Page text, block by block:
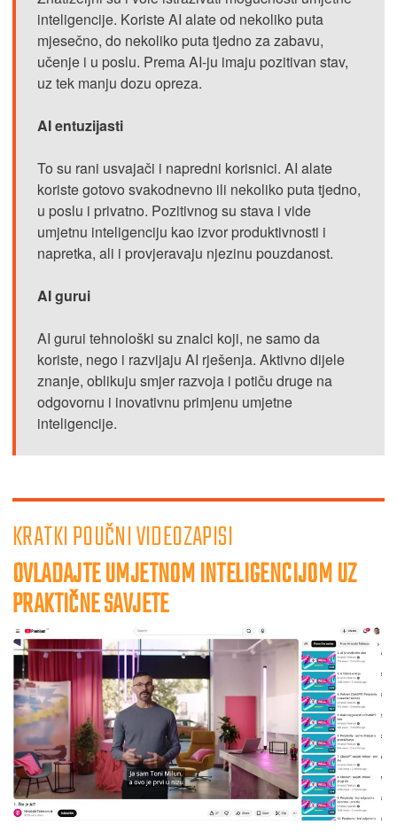
inteligencije. Koriste AI alate od nekoliko puta
mjesečno, do nekoliko puta tjedno za zabavu,
učenje i u poslu. Prema AI-ju imaju pozitivan stav,
uz tek manju dozu opreza.
AI entuzijasti
To su rani usvajači i napredni korisnici. AI alate
koriste gotovo svakodnevno ili nekoliko puta tjedno,
u poslu i privatno. Pozitivnog su stava i vide
umjetnu inteligenciju kao izvor produktivnosti i
napretka, ali i provjeravaju njezinu pouzdanost.
AI gurui
AI gurui tehnološki su znalci koji, ne samo da
koriste, nego i razvijaju AI rješenja. Aktivno dijele
znanje, oblikuju smjer razvoja i potiču druge na
odgovornu i inovativnu primjenu umjetne
inteligencije.
KRATKI POUČNI VIDEOZAPISI
OVLADAJTE UMJETNOM INTELIGENCIJOM UZ
PRAKTIČNE SAVJETE